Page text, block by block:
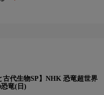
古代生物SP】NHK 恐竜超世界
竜(日)